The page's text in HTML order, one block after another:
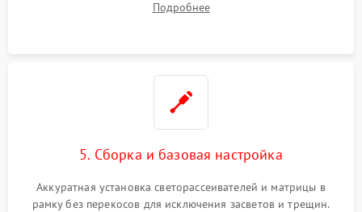
прошивка микросхем памяти EEPROM
Подробнее
5. Сборка и базовая настройка
Аккуратная установка светорассеивателей и матрицы в
рамку без перекосов для исключения засветов и трещин.